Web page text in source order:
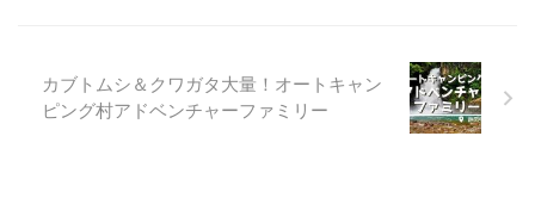
カブトムシ＆クワガタ大量！オートキャン
ピング村アドベンチャーファミリー